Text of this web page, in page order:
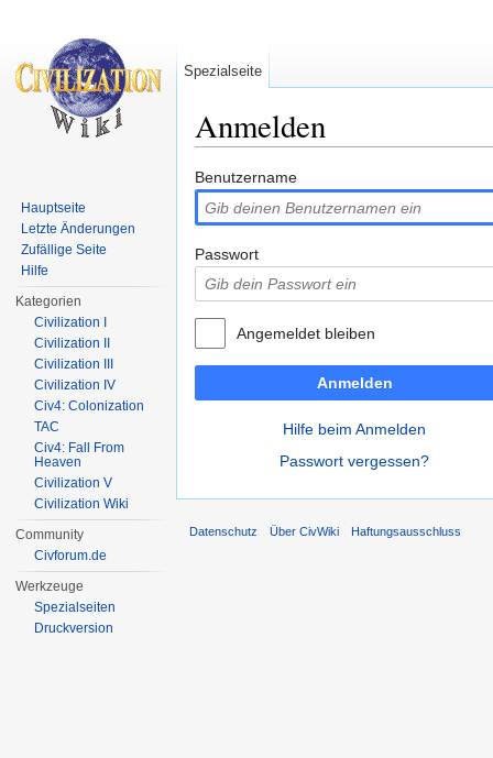
Anmelden
Benutzername
Passwort
Angemeldet bleiben
Anmelden
Hilfe beim Anmelden
Passwort vergessen?
Spezialseite
Hauptseite
Letzte Änderungen
Zufällige Seite
Hilfe
Kategorien
Civilization I
Civilization II
Civilization III
Civilization IV
Civ4: Colonization
TAC
Civ4: Fall From
Heaven
Civilization V
Civilization Wiki
Community
Civforum.de
Werkzeuge
Spezialseiten
Druckversion
Datenschutz Über CivWiki Haftungsausschluss